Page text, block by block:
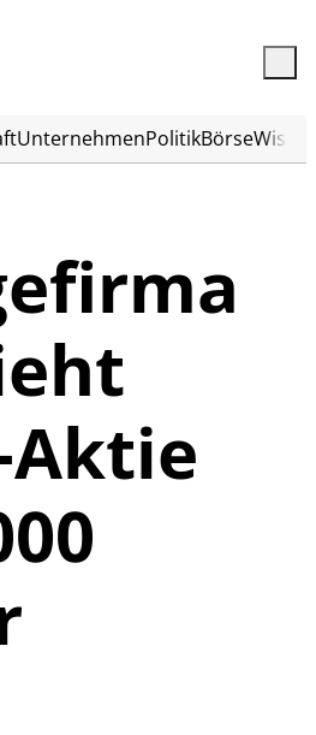
UnternehmenPolitikBörse
Aktie